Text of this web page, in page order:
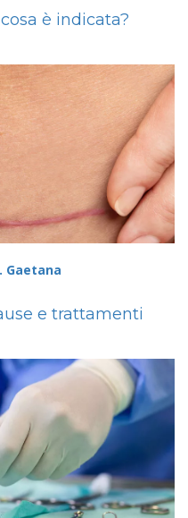
è indicata?
Gaetana
e trattamenti